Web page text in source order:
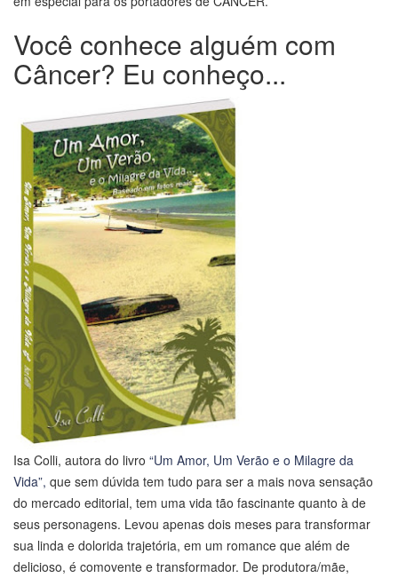
Você conhece alguém com
Câncer? Eu conheço...
Isa Colli, autora do livro “Um Amor, Um Verão e o Milagre da
Vida”, que sem dúvida tem tudo para ser a mais nova sensação
do mercado editorial, tem uma vida tão fascinante quanto à de
seus personagens. Levou apenas dois meses para transformar
sua linda e dolorida trajetória, em um romance que além de
delicioso, é comovente e transformador. De produtora/mãe,